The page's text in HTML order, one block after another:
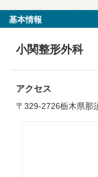
基本情報
小関整形外科
アクセス
〒329-2726栃木県那